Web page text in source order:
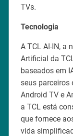
TVs.
Tecnologia
A TCL AI-IN, a
Artificial da
baseados em
seus parceiros
Android TV e
a TCL está
que fornece
vida